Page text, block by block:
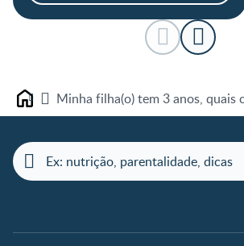
Home Minha filha(o) tem 3 anos, quais